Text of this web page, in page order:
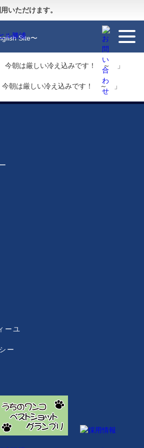
いただけます。
設のご案内〜
Site〜
朝は厳しい冷え込みです！ ～ 」
ーユ
ー